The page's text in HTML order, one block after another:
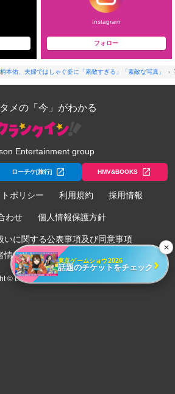
Instagram
フォロー
本佑、夫婦ではしゃぐ姿に「素敵すぎる」「素敵な写真」
メの「今」がわかる
Entertainment group
ローチケ[旅行] HMV&BOOKS
ポリシー 利用規約 採用情報
わせ 個人情報保護方針
いに関する公表事項及び同意事項
情報の外部送信について
© Lawson Entertainment, Inc.
✕
東京ゲームショウ2026
話題のチケットをチェック ›